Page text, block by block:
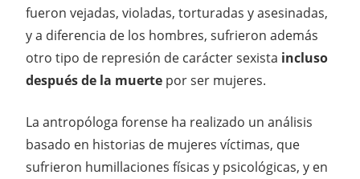
fueron vejadas, violadas, torturadas y asesinadas,
y a diferencia de los hombres, sufrieron además
otro tipo de represión de carácter sexista incluso
después de la muerte por ser mujeres.
La antropóloga forense ha realizado un análisis
basado en historias de mujeres víctimas, que
sufrieron humillaciones físicas y psicológicas, y en